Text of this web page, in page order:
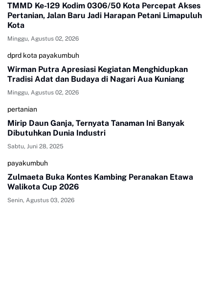
TMMD Ke-129 Kodim 0306/50 Kota Percepat Akses
Pertanian, Jalan Baru Jadi Harapan Petani Limapuluh
Kota
Minggu, Agustus 02, 2026
dprd kota payakumbuh
Wirman Putra Apresiasi Kegiatan Menghidupkan
Tradisi Adat dan Budaya di Nagari Aua Kuniang
Minggu, Agustus 02, 2026
pertanian
Mirip Daun Ganja, Ternyata Tanaman Ini Banyak
Dibutuhkan Dunia Industri
Sabtu, Juni 28, 2025
payakumbuh
Zulmaeta Buka Kontes Kambing Peranakan Etawa
Walikota Cup 2026
Senin, Agustus 03, 2026